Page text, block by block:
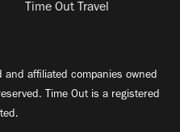
Time Out Travel
affiliated companies owned
Time Out is a registered